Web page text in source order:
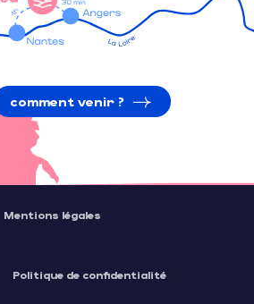
comment venir ?
Mentions légales
Politique de confidentialité